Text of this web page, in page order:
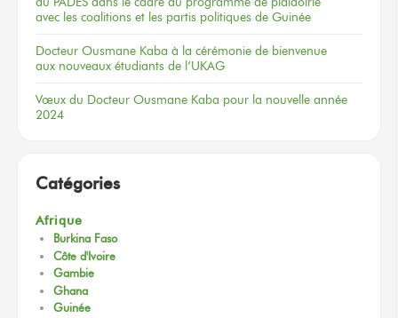
avec les coalitions et les partis politiques de Guinée
Docteur Ousmane Kaba à la cérémonie de bienvenue
aux nouveaux étudiants de l’UKAG
Vœux du Docteur Ousmane Kaba pour la nouvelle année
2024
Catégories
Afrique
Burkina Faso
Côte d'Ivoire
Gambie
Ghana
Guinée